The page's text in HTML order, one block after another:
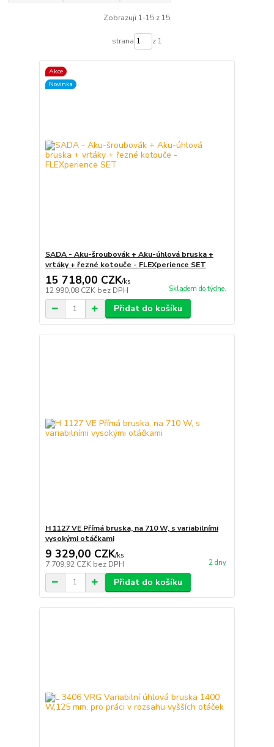
Zobrazuji 1-15 z 15
strana z 1
Akce
Novinka
SADA - Aku-šroubovák + Aku-úhlová bruska +
vrtáky + řezné kotouče - FLEXperience SET
15 718,00 CZK/ks
12 990,08 CZK bez DPH Skladem do týdne.
Přidat do košíku
H 1127 VE Přímá bruska, na 710 W, s variabilními
vysokými otáčkami
9 329,00 CZK/ks
7 709,92 CZK bez DPH 2 dny
Přidat do košíku